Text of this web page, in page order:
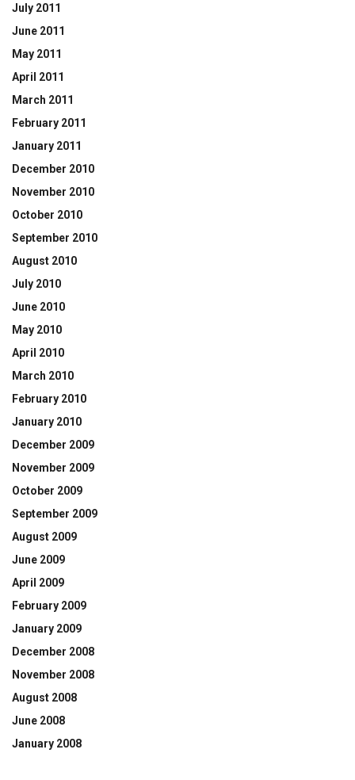
July 2011
June 2011
May 2011
April 2011
March 2011
February 2011
January 2011
December 2010
November 2010
October 2010
September 2010
August 2010
July 2010
June 2010
May 2010
April 2010
March 2010
February 2010
January 2010
December 2009
November 2009
October 2009
September 2009
August 2009
June 2009
April 2009
February 2009
January 2009
December 2008
November 2008
August 2008
June 2008
January 2008